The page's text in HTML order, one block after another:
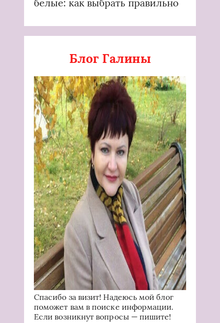
белые: как выбрать правильно
Блог Галины
Спасибо за визит! Надеюсь мой блог
поможет вам в поиске информации.
Если возникнут вопросы — пишите!